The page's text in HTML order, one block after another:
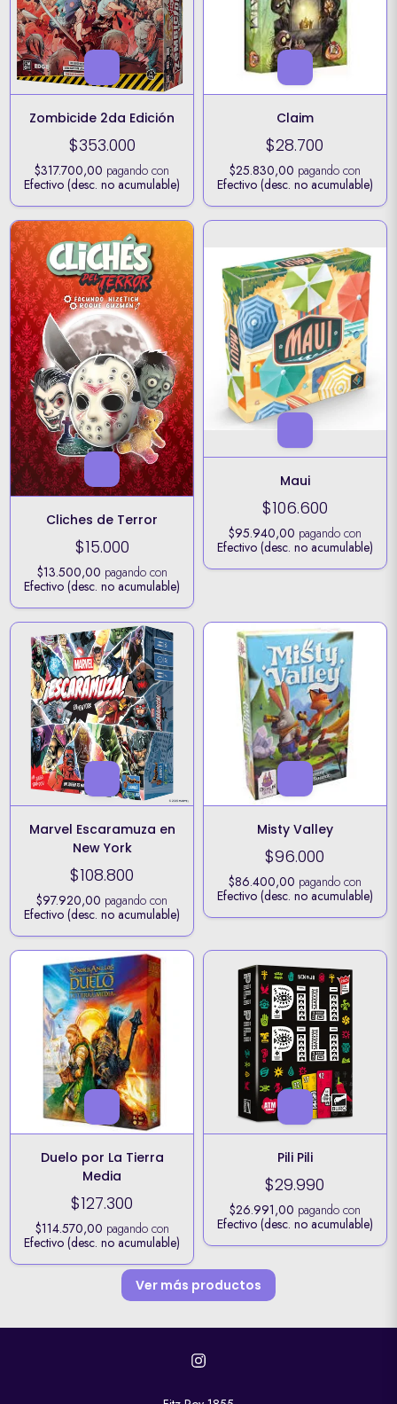
Zombicide 2da Edición
$353.000
$317.700,00 pagando con
Efectivo (desc. no acumulable)
Claim
$28.700
$25.830,00 pagando con
Efectivo (desc. no acumulable)
Cliches de Terror
$15.000
$13.500,00 pagando con
Efectivo (desc. no acumulable)
Maui
$106.600
$95.940,00 pagando con
Efectivo (desc. no acumulable)
Marvel Escaramuza en
New York
$108.800
$97.920,00 pagando con
Efectivo (desc. no acumulable)
Misty Valley
$96.000
$86.400,00 pagando con
Efectivo (desc. no acumulable)
Duelo por La Tierra
Media
$127.300
$114.570,00 pagando con
Efectivo (desc. no acumulable)
Pili Pili
$29.990
$26.991,00 pagando con
Efectivo (desc. no acumulable)
Ver más productos